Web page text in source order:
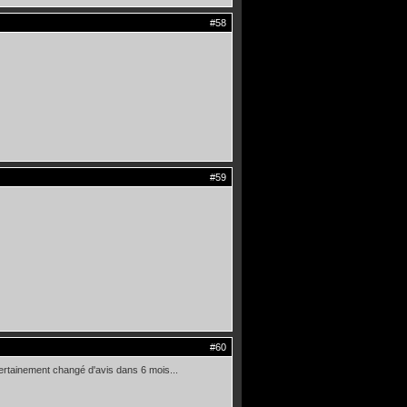
#58
#59
#60
changé d'avis dans 6 mois...